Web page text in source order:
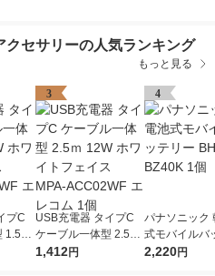
クセサリーの人気ランキング
もっと見る
プC
ｍ
イ
3
USB充電器 タイプC
ケーブル一体型 2.5ｍ
12W ホワイトフェイ
1,412円
4
パナソニック
式モバイルバ
BH-BZ40K 1
2,220円